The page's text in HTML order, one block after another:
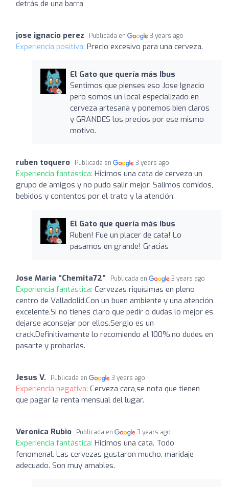
detrás de una barra
jose ignacio perez Publicada en 3 years ago
Experiencia positiva: Precio excesivo para una cerveza.
El Gato que quería más Ibus
Sentimos que pienses eso Jose Ignacio
pero somos un local especializado en
cerveza artesana y ponemos bien claros
y GRANDES los precios por ese mismo
motivo.
ruben toquero Publicada en 3 years ago
Experiencia fantástica: Hicimos una cata de cerveza un
grupo de amigos y no pudo salir mejor. Salimos comidos,
bebidos y contentos por el trato y la atención.
El Gato que quería más Ibus
Ruben! Fue un placer de cata! Lo
pasamos en grande! Gracias
Jose Maria “Chemita72” Publicada en 3 years ago
Experiencia fantástica: Cervezas riquísimas en pleno
centro de Valladolid.Con un buen ambiente y una atención
excelente.Si no tienes claro que pedir o dudas lo mejor es
dejarse aconsejar por ellos.Sergio es un
crack.Definitivamente lo recomiendo al 100%,no dudes en
pasarte y probarlas.
Jesus V. Publicada en 3 years ago
Experiencia negativa: Cerveza cara,se nota que tienen
que pagar la renta mensual del lugar.
Veronica Rubio Publicada en 3 years ago
Experiencia fantástica: Hicimos una cata. Todo
fenomenal. Las cervezas gustaron mucho, maridaje
adecuado. Son muy amables.